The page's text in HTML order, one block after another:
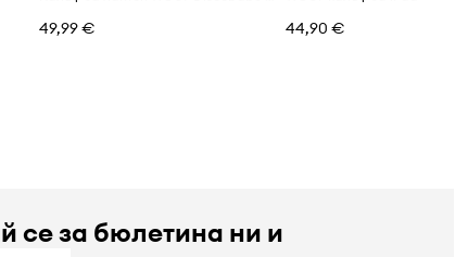
49,99 € 44,90 €
се за бюлетина ни и